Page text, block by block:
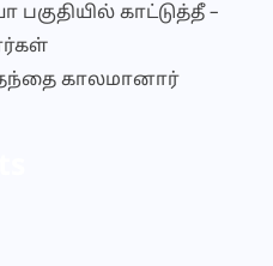
காட்டுத்தீ –
காலமானார்